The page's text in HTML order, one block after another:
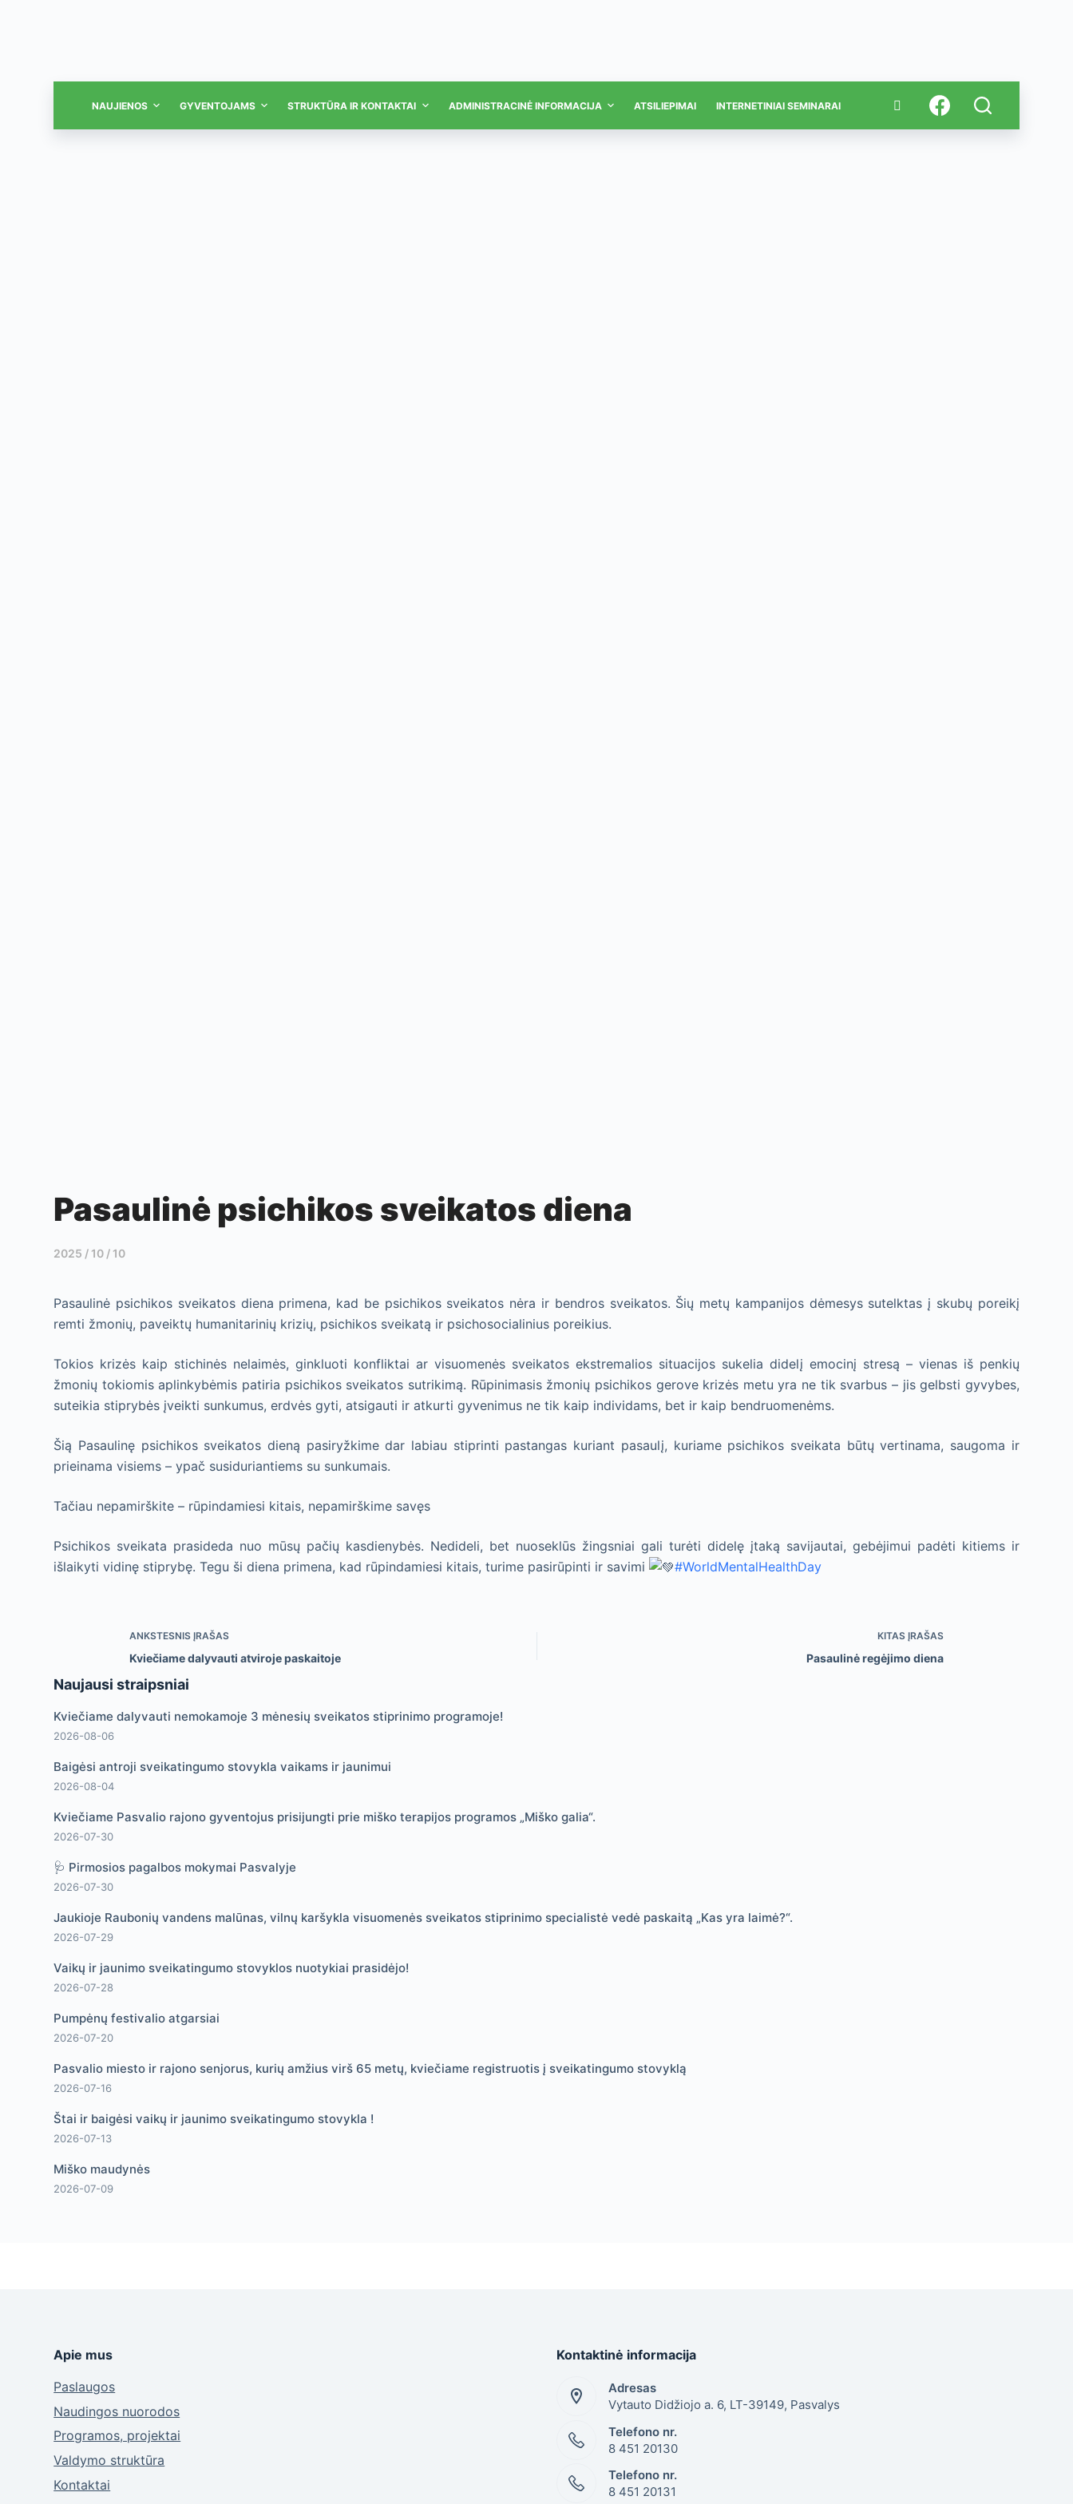
NAUJIENOS GYVENTOJAMS STRUKTŪRA IR KONTAKTAI ADMINISTRACINĖ INFORMACIJA ATSILIEPIMAI INTERNETINIAI SEMINARAI
Pasaulinė psichikos sveikatos diena
2025 / 10 / 10
Pasaulinė psichikos sveikatos diena primena, kad be psichikos sveikatos nėra ir bendros sveikatos. Šių metų kampanijos dėmesys sutelktas į skubų poreikį
remti žmonių, paveiktų humanitarinių krizių, psichikos sveikatą ir psichosocialinius poreikius.
Tokios krizės kaip stichinės nelaimės, ginkluoti konfliktai ar visuomenės sveikatos ekstremalios situacijos sukelia didelį emocinį stresą – vienas iš penkių
žmonių tokiomis aplinkybėmis patiria psichikos sveikatos sutrikimą. Rūpinimasis žmonių psichikos gerove krizės metu yra ne tik svarbus – jis gelbsti gyvybes,
suteikia stiprybės įveikti sunkumus, erdvės gyti, atsigauti ir atkurti gyvenimus ne tik kaip individams, bet ir kaip bendruomenėms.
Šią Pasaulinę psichikos sveikatos dieną pasiryžkime dar labiau stiprinti pastangas kuriant pasaulį, kuriame psichikos sveikata būtų vertinama, saugoma ir
prieinama visiems – ypač susiduriantiems su sunkumais.
Tačiau nepamirškite – rūpindamiesi kitais, nepamirškime savęs
Psichikos sveikata prasideda nuo mūsų pačių kasdienybės. Nedideli, bet nuoseklūs žingsniai gali turėti didelę įtaką savijautai, gebėjimui padėti kitiems ir
išlaikyti vidinę stiprybę. Tegu ši diena primena, kad rūpindamiesi kitais, turime pasirūpinti ir savimi
#WorldMentalHealthDay
ANKSTESNISĮRAŠAS
Kviečiame dalyvauti atviroje paskaitoje
KITAS ĮRAŠAS
Pasaulinė regėjimo diena
Naujausi straipsniai
Kviečiame dalyvauti nemokamoje 3 mėnesių sveikatos stiprinimo programoje!
2026-08-06
Baigėsi antroji sveikatingumo stovykla vaikams ir jaunimui
2026-08-04
Kviečiame Pasvalio rajono gyventojus prisijungti prie miško terapijos programos „Miško galia“.
2026-07-30
🩺 Pirmosios pagalbos mokymai Pasvalyje
2026-07-30
Jaukioje Raubonių vandens malūnas, vilnų karšykla visuomenės sveikatos stiprinimo specialistė vedė paskaitą „Kas yra laimė?“.
2026-07-29
Vaikų ir jaunimo sveikatingumo stovyklos nuotykiai prasidėjo!
2026-07-28
Pumpėnų festivalio atgarsiai
2026-07-20
Pasvalio miesto ir rajono senjorus, kurių amžius virš 65 metų, kviečiame registruotis į sveikatingumo stovyklą
2026-07-16
Štai ir baigėsi vaikų ir jaunimo sveikatingumo stovykla !
2026-07-13
Miško maudynės
2026-07-09
Apie mus
Paslaugos
Naudingos nuorodos
Programos, projektai
Valdymo struktūra
Kontaktai
Kontaktinė informacija
Adresas
Vytauto Didžiojo a. 6, LT-39149, Pasvalys
Telefono nr.
8 451 20130
Telefono nr.
8 451 20131